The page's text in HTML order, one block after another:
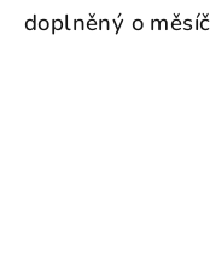
doplněný o